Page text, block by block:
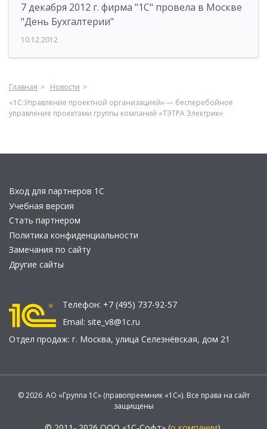
7 декабря 2012 г. фирма "1С" провела в Москве
"День Бухгалтерии"
10.12.2012
Главная
Новости
«1С:Управление проектной организацией» — бесперебойное
управление проектами группы компаний «ТЭТРА Электрик»
Вход для партнеров 1С
Учебная версия
Стать партнером
Политика конфиденциальности
Замечания по сайту
Другие сайты
Телефон: +7 (495) 737-92-57
Email: site_v8@1c.ru
Отдел продаж: г. Москва, улица Селезнёвская, дом 21
© 2026 АО «Группа 1С» (правопреемник «1С»). Все права на сайт
защищены